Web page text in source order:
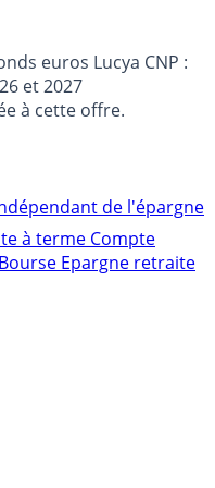
euros Lucya CNP :
et 2027
à cette offre.
de l'épargne
à terme Compte
Epargne retraite